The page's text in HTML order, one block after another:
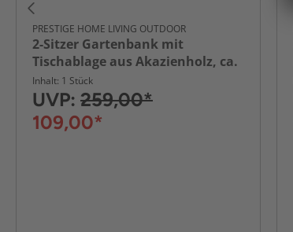
PRESTIGE HOME LIVING OUTDOOR
2-Sitzer Gartenbank mit
Tischablage aus Akazienholz, ca.
153 x 65 x 82 cm - Braun
Inhalt: 1 Stück
UVP: 259,00*
109,00*